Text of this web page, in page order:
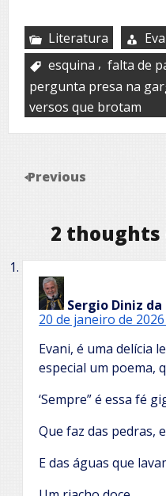
Literatura
esquina , falta de
pergunta presa na
versos que brotam
Previous
2 thoughts
Sergio Diniz da
20 de janeiro de
Evani, é uma delícia
especial um poema,
‘Sempre” é essa fé
Que faz das pedras,
E das águas que